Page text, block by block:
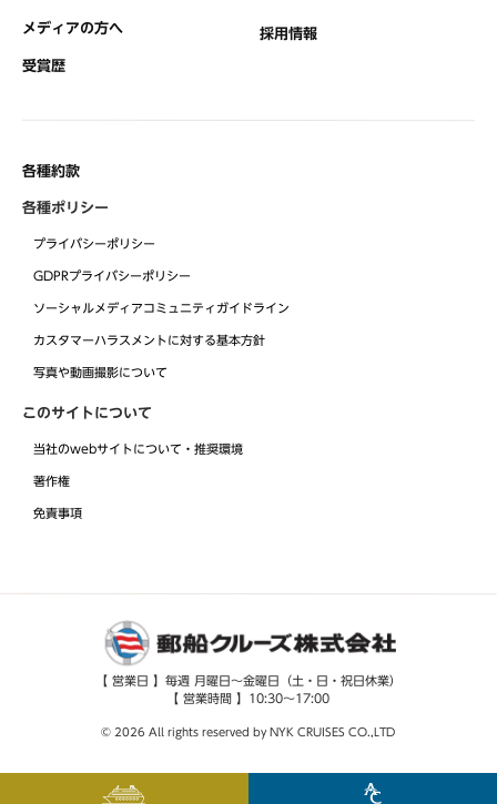
メディアの方へ
受賞歴
採用情報
各種約款
各種ポリシー
プライバシーポリシー
GDPRプライバシーポリシー
ソーシャルメディアコミュニティガイドライン
カスタマーハラスメントに対する基本方針
写真や動画撮影について
このサイトについて
当社のwebサイトについて・推奨環境
著作権
免責事項
【 営業日 】毎週 月曜日～金曜日（土・日・祝日休業）
【 営業時間 】10:30～17:00
© 2026 All rights reserved by NYK CRUISES CO.,LTD